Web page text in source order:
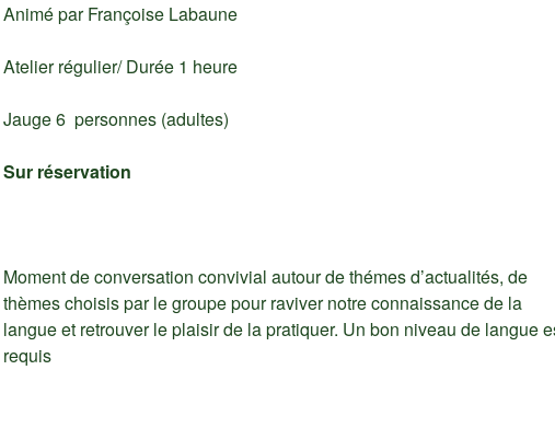
Animé par Françoise Labaune
Atelier régulier/ Durée 1 heure
Jauge 6 personnes (adultes)
Sur réservation
Moment de conversation convivial autour de thémes d’actualités, de
thèmes choisis par le groupe pour raviver notre connaissance de la
langue et retrouver le plaisir de la pratiquer. Un bon niveau de langue
requis